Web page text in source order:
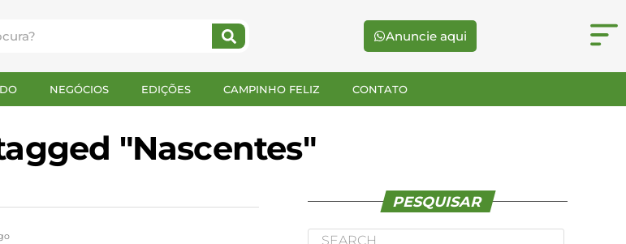
Anuncie aqui
NEGÓCIOS EDIÇÕES CAMPINHO FELIZ CONTATO
"Nascentes"
PESQUISAR